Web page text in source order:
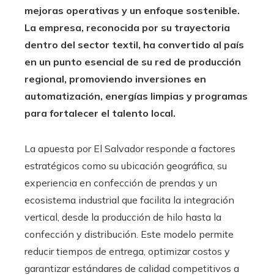
mejoras operativas y un enfoque sostenible.
La empresa, reconocida por su trayectoria
dentro del sector textil, ha convertido al país
en un punto esencial de su red de producción
regional, promoviendo inversiones en
automatización, energías limpias y programas
para fortalecer el talento local.
La apuesta por El Salvador responde a factores
estratégicos como su ubicación geográfica, su
experiencia en confección de prendas y un
ecosistema industrial que facilita la integración
vertical, desde la producción de hilo hasta la
confección y distribución. Este modelo permite
reducir tiempos de entrega, optimizar costos y
garantizar estándares de calidad competitivos a